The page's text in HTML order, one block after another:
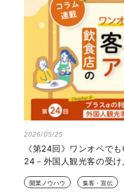
2026/05/25
《第24回》ワンオペで
24－外国人観光客の受
開業ノウハウ 集客・宣伝